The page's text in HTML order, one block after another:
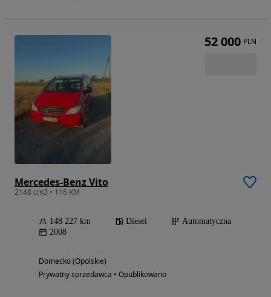
Mercedes-Benz Vito
2148 cm3 • 116 KM
148 227 km Diesel
Automatyczna
2008
Domecko (Opolskie)
Prywatny sprzedawca • Opublikowano
52 000 PLN